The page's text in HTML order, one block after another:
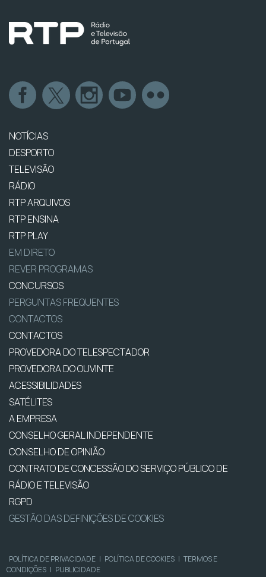
NOTÍCIAS
DESPORTO
TELEVISÃO
RÁDIO
RTP ARQUIVOS
RTP ENSINA
RTP PLAY
EM DIRETO
REVER PROGRAMAS
CONCURSOS
PERGUNTAS FREQUENTES
CONTACTOS
CONTACTOS
PROVEDORA DO TELESPECTADOR
PROVEDORA DO OUVINTE
ACESSIBILIDADES
SATÉLITES
A EMPRESA
CONSELHO GERAL INDEPENDENTE
CONSELHO DE OPINIÃO
CONTRATO DE CONCESSÃO DO SERVIÇO PÚBLICO DE
RÁDIO E TELEVISÃO
RGPD
GESTÃO DAS DEFINIÇÕES DE COOKIES
POLÍTICA DE PRIVACIDADE | POLÍTICA DE COOKIES | TERMOS E
CONDIÇÕES | PUBLICIDADE